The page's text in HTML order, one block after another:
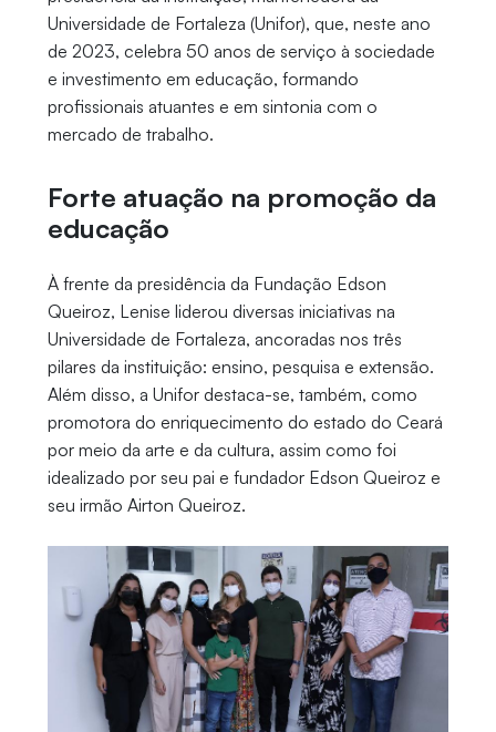
Universidade de Fortaleza (Unifor), que, neste ano
de 2023, celebra 50 anos de serviço à sociedade
e investimento em educação, formando
profissionais atuantes e em sintonia com o
mercado de trabalho.
Forte atuação na promoção da
educação
À frente da presidência da Fundação Edson
Queiroz, Lenise liderou diversas iniciativas na
Universidade de Fortaleza, ancoradas nos três
pilares da instituição: ensino, pesquisa e extensão.
Além disso, a Unifor destaca-se, também, como
promotora do enriquecimento do estado do Ceará
por meio da arte e da cultura, assim como foi
idealizado por seu pai e fundador Edson Queiroz e
seu irmão Airton Queiroz.